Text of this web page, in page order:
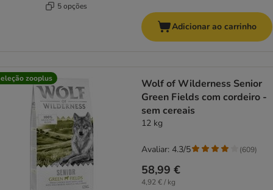
5 opções
Adicionar ao carrinho
zooplus
Wolf of Wilderness Senior
Green Fields com cordeiro -
sem cereais
12 kg
58,99 €
4,92 € / kg
Avaliar: 4.3/5 (609)